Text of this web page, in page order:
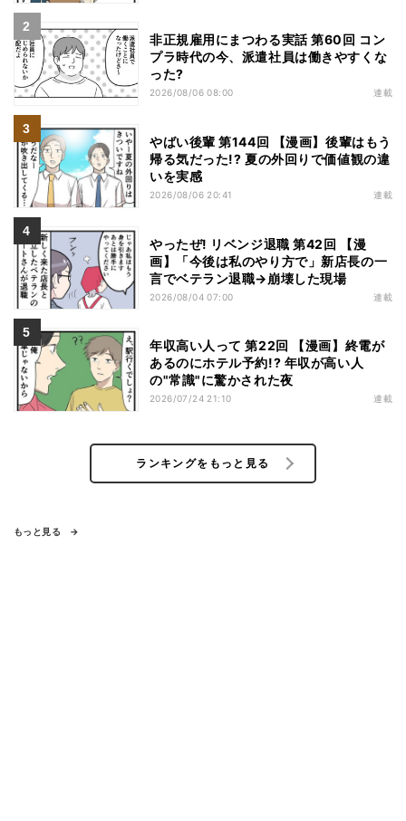
非正規雇用にまつわる実話 第60回 コン
プラ時代の今、派遣社員は働きやすくな
った?
2026/08/06 08:00 連載
やばい後輩 第144回 【漫画】後輩はもう
帰る気だった!? 夏の外回りで価値観の違
いを実感
2026/08/06 20:41 連載
やったぜ! リベンジ退職 第42回 【漫
画】「今後は私のやり方で」新店長の一
言でベテラン退職→崩壊した現場
2026/08/04 07:00 連載
年収高い人って 第22回 【漫画】終電が
あるのにホテル予約!? 年収が高い人
の"常識"に驚かされた夜
2026/07/24 21:10 連載
ランキングをもっと見る
もっと見る